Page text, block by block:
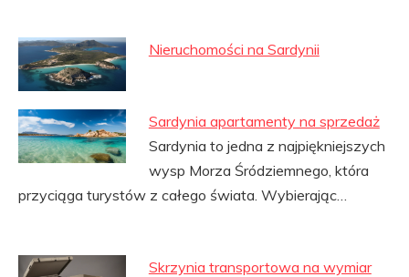
Nieruchomości na Sardynii
Sardynia apartamenty na sprzedaż
Sardynia to jedna z najpiękniejszych
wysp Morza Śródziemnego, która
przyciąga turystów z całego świata. Wybierając…
Skrzynia transportowa na wymiar